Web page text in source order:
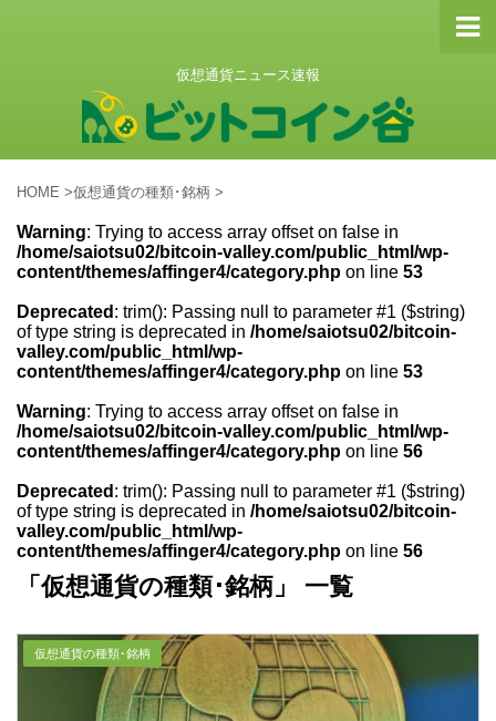
仮想通貨ニュース速報
HOME >仮想通貨の種類･銘柄 >
Warning: Trying to access array offset on false in
/home/saiotsu02/bitcoin-valley.com/public_html/wp-
content/themes/affinger4/category.php on line 53
Deprecated : trim(): Passing null to parameter #1 ($string)
of type string is deprecated in /home/saiotsu02/bitcoin-
valley.com/public_html/wp-
content/themes/affinger4/category.php on line 53
Warning: Trying to access array offset on false in
/home/saiotsu02/bitcoin-valley.com/public_html/wp-
content/themes/affinger4/category.php on line 56
Deprecated : trim(): Passing null to parameter #1 ($string)
of type string is deprecated in /home/saiotsu02/bitcoin-
valley.com/public_html/wp-
content/themes/affinger4/category.php on line 56
「仮想通貨の種類･銘柄」 一覧
仮想通貨の種類･銘柄